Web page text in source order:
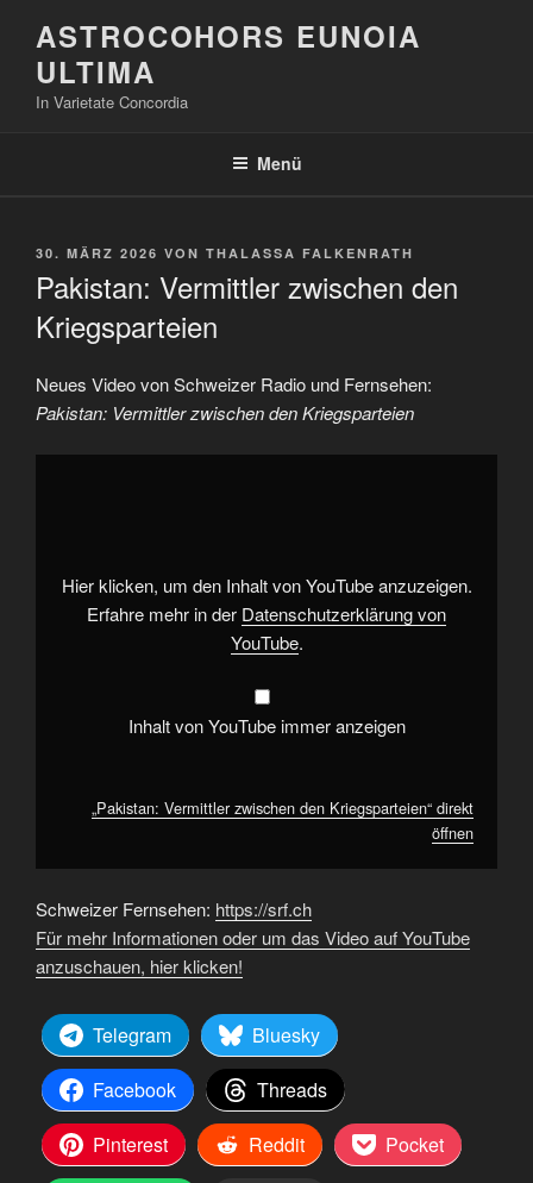
Inhalt
springen
ASTROCOHORS EUNOIA
ULTIMA
In Varietate Concordia
Menü
VERÖFFENTLICHT
30. MÄRZ 2026 VON THALASSA FALKENRATH
Pakistan: Vermittler zwischen den
Kriegsparteien
Neues Video von Schweizer Radio und Fernsehen:
Pakistan: Vermittler zwischen den Kriegsparteien
„Pakistan:
anzeigen
Hier klicken, um den Inhalt von YouTube anzuzeigen.
Erfahre mehr in der Datenschutzerklärung von
YouTube.
Inhalt von YouTube immer anzeigen
„Pakistan: Vermittler zwischen den Kriegsparteien“ direkt
öffnen
Schweizer Fernsehen: https://srf.ch
Für mehr Informationen oder um das Video auf YouTube
anzuschauen, hier klicken!
Telegram
Bluesky
Facebook
Threads
Pinterest
Reddit
Pocket